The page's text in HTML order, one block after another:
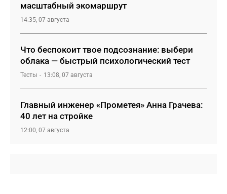
масштабный экомаршрут
14:35, 07 августа
Что беспокоит твое подсознание: выбери
облака — быстрый психологический тест
Тесты 13:08, 07 августа
Главный инженер «Прометея» Анна Грачева:
40 лет на стройке
12:00, 07 августа